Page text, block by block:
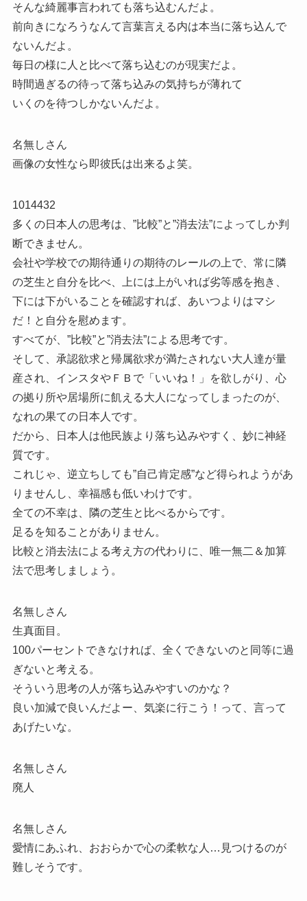
そんな綺麗事言われても落ち込むんだよ。
前向きになろうなんて言葉言える内は本当に落ち込んで
ないんだよ。
毎日の様に人と比べて落ち込むのが現実だよ。
時間過ぎるの待って落ち込みの気持ちが薄れて
いくのを待つしかないんだよ。
名無しさん
画像の女性なら即彼氏は出来るよ笑。
1014432
多くの日本人の思考は、”比較”と”消去法”によってしか判
断できません。
会社や学校での期待通りの期待のレールの上で、常に隣
の芝生と自分を比べ、上には上がいれば劣等感を抱き、
下には下がいることを確認すれば、あいつよりはマシ
だ！と自分を慰めます。
すべてが、”比較”と”消去法”による思考です。
そして、承認欲求と帰属欲求が満たされない大人達が量
産され、インスタやＦＢで「いいね！」を欲しがり、心
の拠り所や居場所に飢える大人になってしまったのが、
なれの果ての日本人です。
だから、日本人は他民族より落ち込みやすく、妙に神経
質です。
これじゃ、逆立ちしても”自己肯定感”など得られようがあ
りませんし、幸福感も低いわけです。
全ての不幸は、隣の芝生と比べるからです。
足るを知ることがありません。
比較と消去法による考え方の代わりに、唯一無二＆加算
法で思考しましょう。
名無しさん
生真面目。
100パーセントできなければ、全くできないのと同等に過
ぎないと考える。
そういう思考の人が落ち込みやすいのかな？
良い加減で良いんだよー、気楽に行こう！って、言って
あげたいな。
名無しさん
廃人
名無しさん
愛情にあふれ、おおらかで心の柔軟な人…見つけるのが
難しそうです。